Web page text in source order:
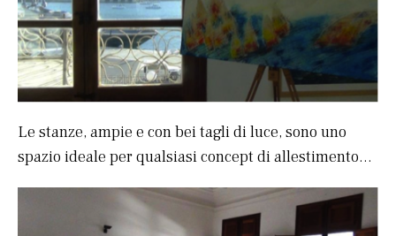
Le stanze, ampie e con bei tagli di luce, sono uno
spazio ideale per qualsiasi concept di allestimento…